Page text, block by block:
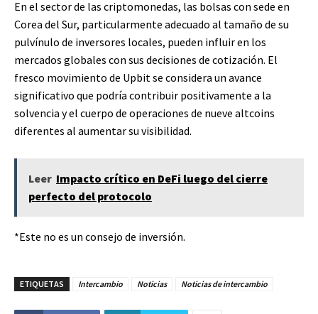
En el sector de las criptomonedas, las bolsas con sede en
Corea del Sur, particularmente adecuado al tamaño de su
pulvínulo de inversores locales, pueden influir en los
mercados globales con sus decisiones de cotización. El
fresco movimiento de Upbit se considera un avance
significativo que podría contribuir positivamente a la
solvencia y el cuerpo de operaciones de nueve altcoins
diferentes al aumentar su visibilidad.
Leer Impacto crítico en DeFi luego del cierre
perfecto del protocolo
*Este no es un consejo de inversión.
ETIQUETAS Intercambio Noticias Noticias de intercambio